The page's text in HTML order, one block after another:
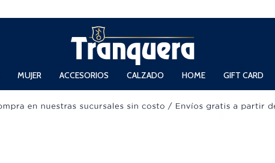
MUJER ACCESORIOS CALZADO HOME GIFT CARD